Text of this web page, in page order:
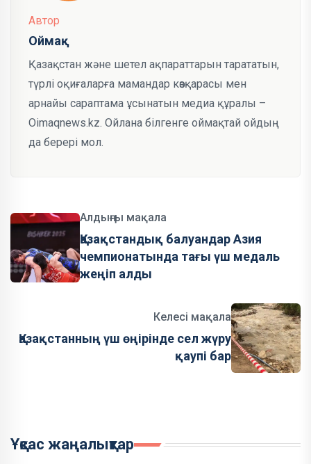
Автор
Оймақ
Қазақстан және шетел ақпараттарын тарататын,
түрлі оқиғаларға мамандар көзқарасы мен
арнайы сараптама ұсынатын медиа құралы –
Oimaqnews.kz. Ойлана білгенге оймақтай ойдың
да берері мол.
Алдыңғы мақала
Қазақстандық балуандар Азия
чемпионатында тағы үш медаль
жеңіп алды
Келесі мақала
Қазақстанның үш өңірінде сел жүру
қаупі бар
Ұқсас жаңалықтар